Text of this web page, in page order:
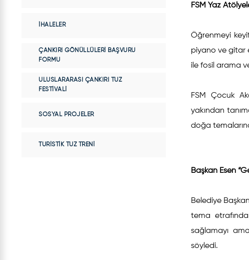
FSM Yaz
Öğrenmeyi
piyano ve gitar
ile fosil arama
FSM Çocuk
yakından
doğa
Başkan Esen
Belediye
tema
sağlamayı
söyledi.
İHALELER
ÇANKIRI GÖNÜLLÜLERI BAŞVURU
FORMU
ULUSLARARASI ÇANKIRI TUZ
FESTIVALI
SOSYAL PROJELER
TURISTIK TUZ TRENI